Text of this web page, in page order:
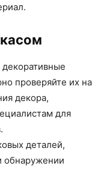
проверяйте их на
декора,
для
деталей,
обнаружении